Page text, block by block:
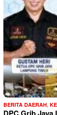
BERITA DAERAH,